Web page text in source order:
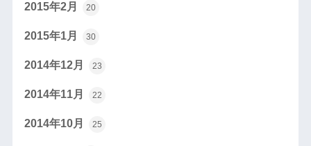
2015年2月 20
2015年1月 30
2014年12月 23
2014年11月 22
2014年10月 25